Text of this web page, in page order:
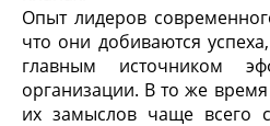
Опыт лидеров
что они добиваются
главным источником
организации. В то же
их замыслов чаще всего